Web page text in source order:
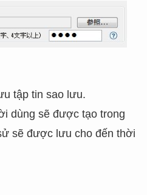
tập tin sao lưu.
dùng sẽ được tạo trong
sẽ được lưu cho đến thời